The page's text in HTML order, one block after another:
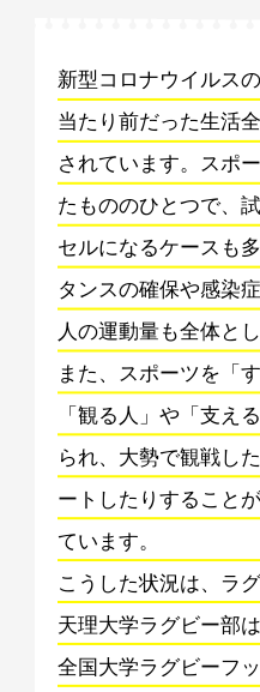
新型コロナウイルス
当たり前だった生活
されています。スポ
たもののひとつで、
セルになるケースも
タンスの確保や感染
人の運動量も全体と
また、スポーツを「
「観る人」や「支え
られ、大勢で観戦し
ートしたりすること
ています。
こうした状況は、ラ
天理大学ラグビー部
全国大学ラグビーフ